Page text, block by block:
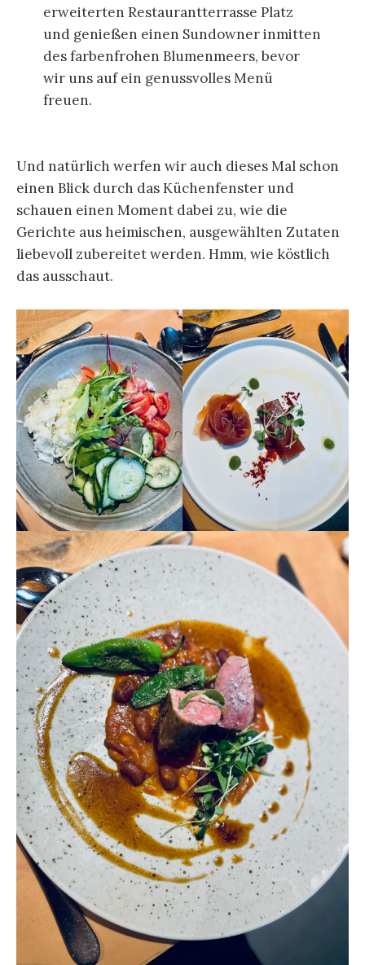
erweiterten Restaurantterrasse Platz
und genießen einen Sundowner inmitten
des farbenfrohen Blumenmeers, bevor
wir uns auf ein genussvolles Menü
freuen.
Und natürlich werfen wir auch dieses Mal schon
einen Blick durch das Küchenfenster und
schauen einen Moment dabei zu, wie die
Gerichte aus heimischen, ausgewählten Zutaten
liebevoll zubereitet werden. Hmm, wie köstlich
das ausschaut.